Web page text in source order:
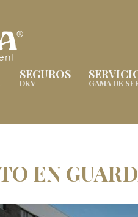
SEGUROS
DKV GAMA DE
EN